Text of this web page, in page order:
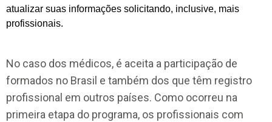
atualizar suas informações solicitando, inclusive, mais
profissionais.
No caso dos médicos, é aceita a participação de
formados no Brasil e também dos que têm registro
profissional em outros países. Como ocorreu na
primeira etapa do programa, os profissionais com